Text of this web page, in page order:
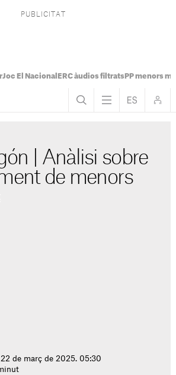
Joc El Nacional ERC àudios filtratsPP menors
| Anàlisi sobre
de menors
de març de 2025. 05:30